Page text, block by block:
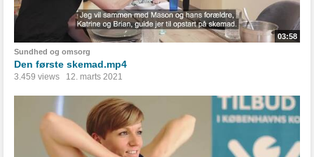
03:58
Sundhed og omsorg
Den første skemad.mp4
3.459 views 12. marts 2021